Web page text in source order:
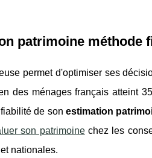
patrimoine méthode
permet d'optimiser ses
des ménages français atteint
de son estimation
son patrimoinechez les
nationales.